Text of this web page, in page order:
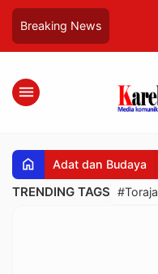
Breaking News
menu
home Adat dan Budaya
TRENDING TAGS #Toraja